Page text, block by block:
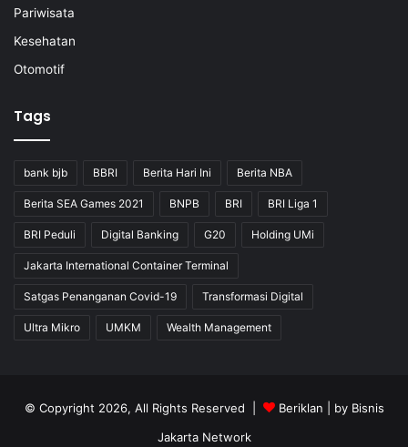
Pariwisata
Kesehatan
Otomotif
Tags
bank bjb BBRI Berita Hari Ini Berita NBA
Berita SEA Games 2021 BNPB BRI BRI Liga 1
BRI Peduli Digital Banking G20 Holding UMi
Jakarta International Container Terminal
Satgas Penanganan Covid-19 Transformasi Digital
Ultra Mikro UMKM Wealth Management
© Copyright 2026, All Rights Reserved | Beriklan | by Bisnis
Jakarta Network